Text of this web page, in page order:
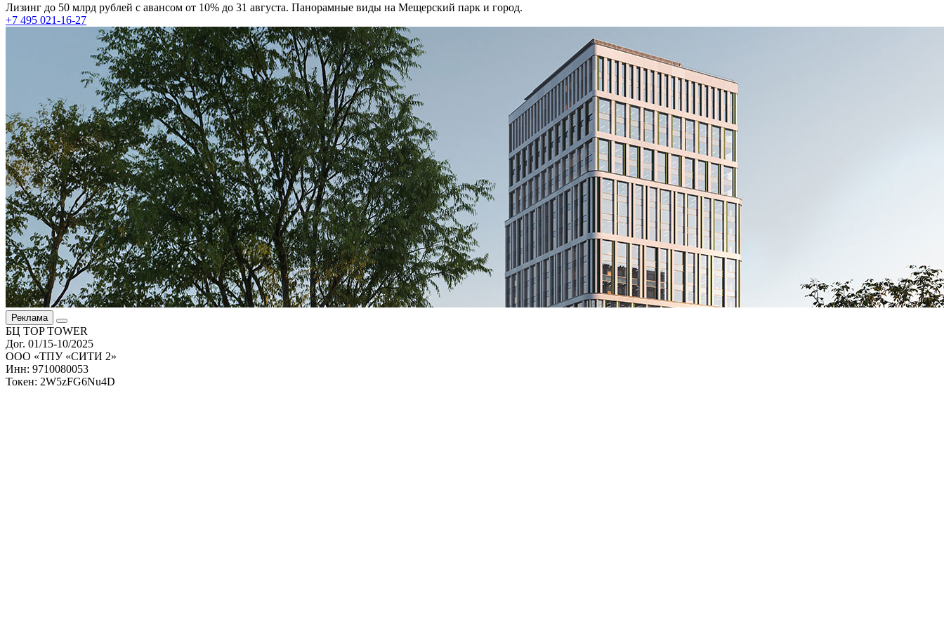
Лизинг до 50 млрд рублей с авансом от 10% до 31 августа. Панорамные виды на Мещерский парк и город.
+7 495 021-16-27
Реклама
БЦ TOP TOWER
Дог. 01/15-10/2025
ООО «ТПУ «СИТИ 2»
Инн: 9710080053
Токен: 2W5zFG6Nu4D